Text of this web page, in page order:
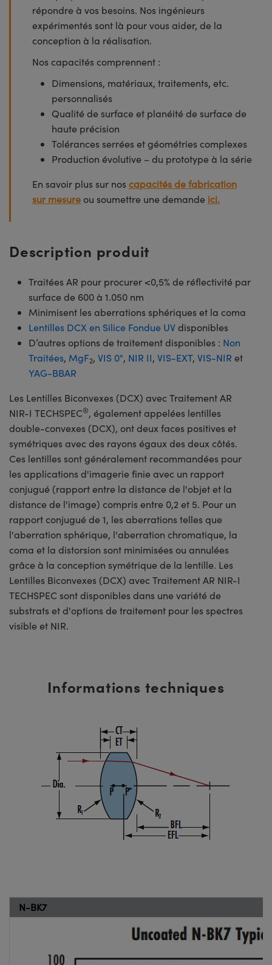
répondre à vos besoins. Nos ingénieurs
expérimentés sont là pour vous aider, de la
conception à la réalisation.
Nos capacités comprennent :
Dimensions, matériaux, traitements, etc.
personnalisés
Qualité de surface et planéité de surface de
haute précision
Tolérances serrées et géométries complexes
Production évolutive – du prototype à la série
En savoir plus sur nos capacités de fabrication
sur mesure ou soumettre une demande ici.
Description produit
Traitées AR pour procurer <0,5% de réflectivité par
surface de 600 à 1.050 nm
Minimisent les aberrations sphériques et la coma
Lentilles DCX en Silice Fondue UV disponibles
D’autres options de traitement disponibles : Non
Traitées, MgF2, VIS 0°, NIR II, VIS-EXT, VIS-NIR et
YAG-BBAR
Les Lentilles Biconvexes (DCX) avec Traitement AR
NIR-I TECHSPEC®, également appelées lentilles
double-convexes (DCX), ont deux faces positives et
symétriques avec des rayons égaux des deux côtés.
Ces lentilles sont généralement recommandées pour
les applications d'imagerie finie avec un rapport
conjugué (rapport entre la distance de l'objet et la
distance de l'image) compris entre 0,2 et 5. Pour un
rapport conjugué de 1, les aberrations telles que
l'aberration sphérique, l'aberration chromatique, la
coma et la distorsion sont minimisées ou annulées
grâce à la conception symétrique de la lentille. Les
Lentilles Biconvexes (DCX) avec Traitement AR NIR-I
TECHSPEC sont disponibles dans une variété de
substrats et d'options de traitement pour les spectres
visible et NIR.
Informations techniques
N-BK7